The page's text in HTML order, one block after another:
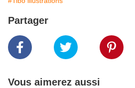
Partager
Vous aimerez aussi